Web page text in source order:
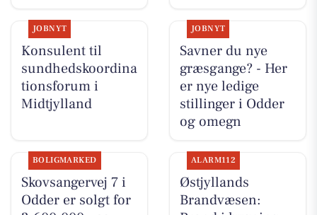
JOBNYT
Konsulent til
sundhedskoordina
tionsforum i
Midtjylland
JOBNYT
Savner du nye
græsgange? - Her
er nye ledige
stillinger i Odder
og omegn
BOLIGMARKED
Skovsangervej 7 i
Odder er solgt for
ALARM112
Østjyllands
Brandvæsen: